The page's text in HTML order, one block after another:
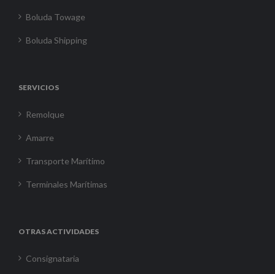
Boluda Towage
Boluda Shipping
SERVICIOS
Remolque
Amarre
Transporte Marítimo
Terminales Marítimas
OTRAS ACTIVIDADES
Consignataria